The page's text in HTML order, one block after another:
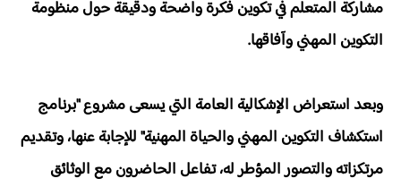
مشاركة المتعلم في تكوين فكرة واضحة ودقيقة حول منظومة
التكوين المهني وآفاقها.
وبعد استعراض الإشكالية العامة التي يسعى مشروع "برنامج
استكشاف التكوين المهني والحياة المهنية" للإجابة عنها، وتقديم
مرتكزاته والتصور المؤطر له، تفاعل الحاضرون مع الوثائق